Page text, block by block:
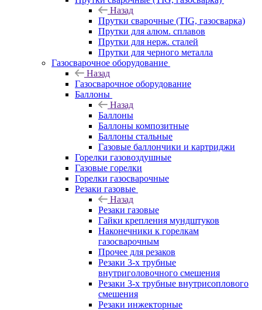
Назад
Прутки сварочные (TIG, газосварка)
Прутки для алюм. сплавов
Прутки для нерж. сталей
Прутки для черного металла
Газосварочное оборудование
Назад
Газосварочное оборудование
Баллоны
Назад
Баллоны
Баллоны композитные
Баллоны стальные
Газовые баллончики и картриджи
Горелки газовоздушные
Газовые горелки
Горелки газосварочные
Резаки газовые
Назад
Резаки газовые
Гайки крепления мундштуков
Наконечники к горелкам
газосварочным
Прочее для резаков
Резаки 3-х трубные
внутриголовочного смешения
Резаки 3-х трубные внутрисоплового
смешения
Резаки инжекторные